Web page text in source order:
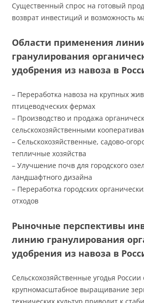
Существенный спрос на готовый
возврат инвестиций и возможность
Области применения
гранулирования
удобрения из навоза в
– Переработка навоза на крупных
птицеводческих фермах
– Производство и продажа
сельскохозяйственными
– Сельскохозяйственные, садово-
тепличные хозяйства
– Улучшение почв для городского
ландшафтного дизайна
– Переработка городских
отходов
Рыночные перспективы
линию гранулирования
удобрения из навоза в
Сельскохозяйственные угодья
крупномасштабное выращивание